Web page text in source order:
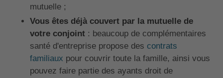
mutuelle ;
Vous êtes déjà couvert par la mutuelle de
votre conjoint: beaucoup de complémentaires
santé d'entreprise propose des contrats
familiaux pour couvrir toute la famille, ainsi vous
pouvez faire partie des ayants droit de